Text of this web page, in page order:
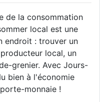
de la consommation
local est une
endroit : trouver un
local, un
grenier. Avec Jours-
bien à l'économie
monnaie !